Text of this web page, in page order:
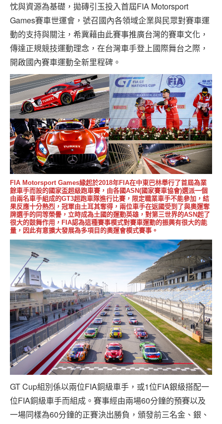
忱與資源為基礎，拋磚引玉投入首屆FIA Motorsport
Games賽車世運會，號召國內各領域企業與民眾對賽車運
動的支持與關注，希冀藉由此賽事推廣台灣的賽車文化，
傳達正規競技運動理念，在台灣車手登上國際舞台之際，
開啟國內賽車運動全新里程碑。
FIA Motorsport Games緣起於2018年FIA在中東巴林舉行了首屆為業
餘車手而設的國家盃超級跑車賽，由各國ASN(國家賽車協會)選派一個
由兩名車手組成的GT3超跑車隊進行比賽，限定職業車手不能參加，結
果反應十分熱烈，冠軍由土耳其奪得，兩位車手在返國受到了與奧運奪
牌選手的同等榮譽，立時成為土國的運動英雄，對第三世界的ASN起了
很大的鼓舞作用，FIA認為這種賽事模式對賽車運動的振興有很大的能
量，因此有意擴大發展為多項目的奧運會模式賽事。
GT Cup組別係以兩位FIA銅級車手，或1位FIA銀級搭配一
位FIA銅級車手而組成。賽事經由兩場60分鐘的預賽以及
一場同樣為60分鐘的正賽決出勝負，頒發前三名金、銀、